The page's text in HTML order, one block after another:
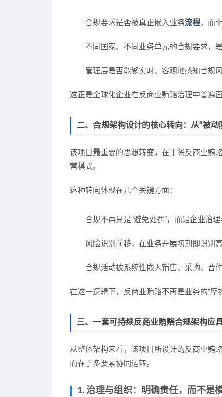
合规要求是否被真正嵌入业务流程，而
不同国家、不同业务单元的合规要求，
管理层是否能够实时、客观地感知合规
这正是全球化企业在反商业贿赂治理中普遍
二、合规架构设计的核心转向：从“被动
该项目最重要的思想转变，在于将反商业贿
营模式。
这种转向体现在几个关键方面：
合规不再只是“避免处罚”，而是企业治
风险识别前移，在业务开展初期即识别
合规活动被系统性嵌入销售、采购、合
在这一逻辑下，反商业贿赂不再是业务的“摩
三、一套可持续反商业贿赂合规架构应
从整体架构来看，该项目所设计的反商业贿
而在于多要素协同运转。
1. 治理与组织：明确责任，而不是